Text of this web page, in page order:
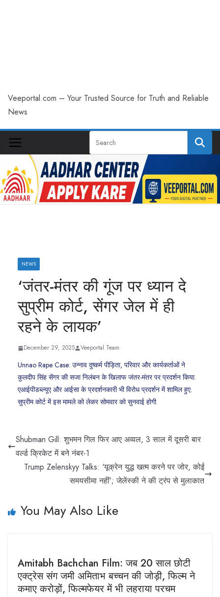
Veeportal.com – Your Trusted Source for Truth and Reliable
News
NEWS
‘जंतर-मंतर की गूंज पर ध्यान दे
सुप्रीम कोर्ट, सेंगर जेल में ही
रहने के लायक’
December 29, 2025 Veeportal Team
Unnao Rape Case: उन्नाव दुष्कर्म पीड़िता, परिवार और कार्यकर्ताओं ने
कुलदीप सिंह सेंगर की सजा निलंबन के खिलाफ जंतर-मंतर पर प्रदर्शन किया.
एआईपीडब्ल्यूए और आईसा के प्रदर्शनकारी भी विरोध प्रदर्शन में शामिल हुए.
सुप्रीम कोर्ट में इस मामले को लेकर सोमवार को सुनवाई होगी.
Shubman Gill: शुभमन गिल फिर आए अव्वल, 3 साल में दूसरी बार
वर्ल्ड क्रिकेट में बने नंबर-1
Trump Zelenskyy Talks: ‘यूक्रेन युद्ध खत्म करने पर जोर, कोई
समयसीमा नहीं’; जेलेंस्की ने की ट्रंप से मुलाकात
You May Also Like
Amitabh Bachchan Film: जब 20 साल छोटी
एक्ट्रेस संग जमी अमिताभ बच्चन की जोड़ी, फिल्म ने
कमाए करोड़ों, फिल्मफेयर में भी लहराया परचम